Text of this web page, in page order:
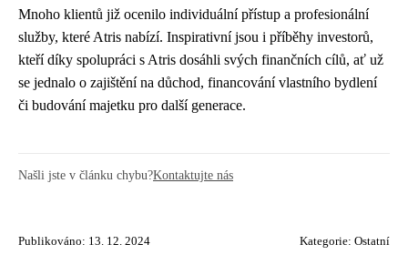
Mnoho klientů již ocenilo individuální přístup a profesionální
služby, které Atris nabízí. Inspirativní jsou i příběhy investorů,
kteří díky spolupráci s Atris dosáhli svých finančních cílů, ať už
se jednalo o zajištění na důchod, financování vlastního bydlení
či budování majetku pro další generace.
Našli jste v článku chybu?Kontaktujte nás
Publikováno: 13. 12. 2024 Kategorie: Ostatní